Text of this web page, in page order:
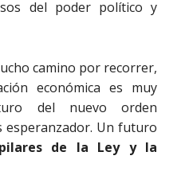
del poder político y
camino por recorrer,
económica es muy
del nuevo orden
esperanzador. Un futuro
pilares de la Ley y la